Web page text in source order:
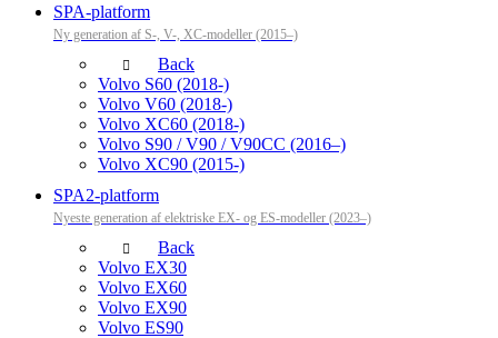
SPA-platform
Ny generation af S-, V-, XC-modeller (2015–)
Back
Volvo S60 (2018-)
Volvo V60 (2018-)
Volvo XC60 (2018-)
Volvo S90 / V90 / V90CC (2016–)
Volvo XC90 (2015-)
SPA2-platform
Nyeste generation af elektriske EX- og ES-modeller (2023–)
Back
Volvo EX30
Volvo EX60
Volvo EX90
Volvo ES90